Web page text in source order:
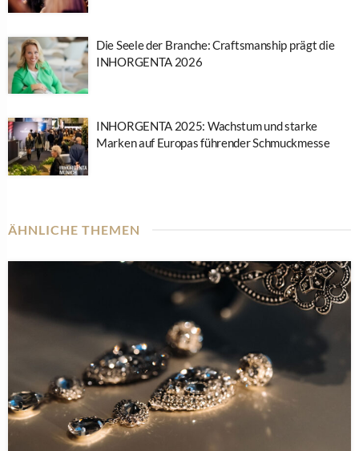
Die Seele der Branche: Craftsmanship prägt die
INHORGENTA 2026
INHORGENTA 2025: Wachstum und starke
Marken auf Europas führender Schmuckmesse
ÄHNLICHE THEMEN